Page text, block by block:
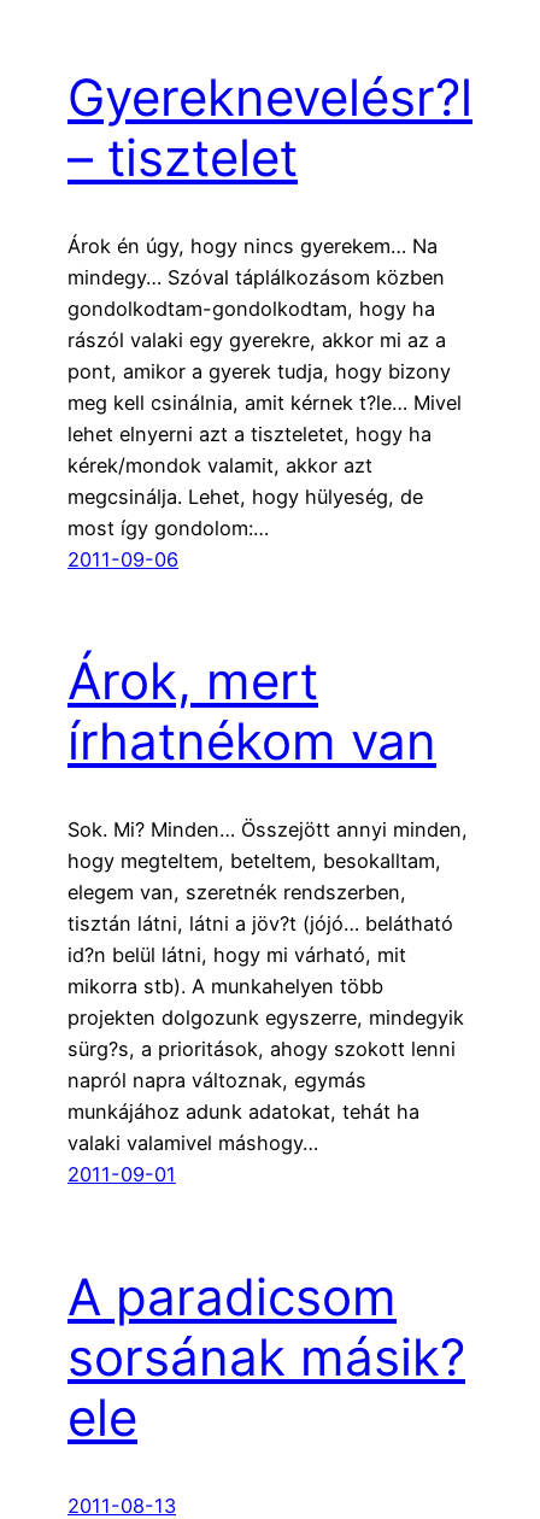
Gyereknevelésr?l
– tisztelet
Árok én úgy, hogy nincs gyerekem… Na
mindegy… Szóval táplálkozásom közben
gondolkodtam-gondolkodtam, hogy ha
rászól valaki egy gyerekre, akkor mi az a
pont, amikor a gyerek tudja, hogy bizony
meg kell csinálnia, amit kérnek t?le… Mivel
lehet elnyerni azt a tiszteletet, hogy ha
kérek/mondok valamit, akkor azt
megcsinálja. Lehet, hogy hülyeség, de
most így gondolom:…
2011-09-06
Árok, mert
írhatnékom van
Sok. Mi? Minden… Összejött annyi minden,
hogy megteltem, beteltem, besokalltam,
elegem van, szeretnék rendszerben,
tisztán látni, látni a jöv?t (jójó… belátható
id?n belül látni, hogy mi várható, mit
mikorra stb). A munkahelyen több
projekten dolgozunk egyszerre, mindegyik
sürg?s, a prioritások, ahogy szokott lenni
napról napra változnak, egymás
munkájához adunk adatokat, tehát ha
valaki valamivel máshogy…
2011-09-01
A paradicsom
sorsának másik?
ele
2011-08-13